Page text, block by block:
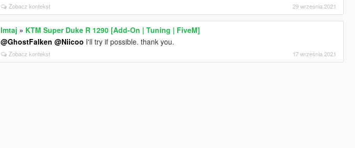
Zobacz kontekst 29 września 2021
Imtaj » KTM Super Duke R 1290 [Add-On | Tuning | FiveM]
@GhostFalken @Niicoo I'll try if possible. thank you.
Zobacz kontekst 17 września 2021